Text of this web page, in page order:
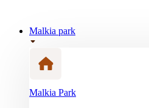
Malkia park
Malkia Park